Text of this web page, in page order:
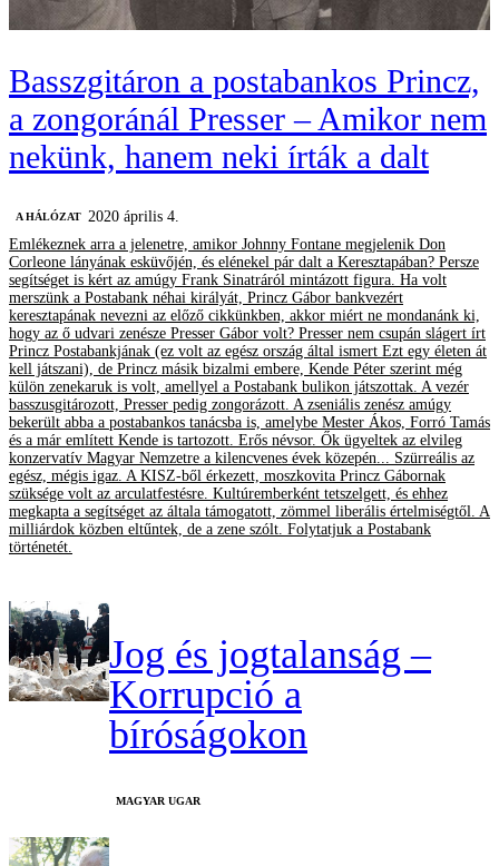
Basszgitáron a postabankos Princz,
a zongoránál Presser – Amikor nem
nekünk, hanem neki írták a dalt
A HÁLÓZAT 2020 április 4.
Emlékeznek arra a jelenetre, amikor Johnny Fontane megjelenik Don
Corleone lányának esküvőjén, és elénekel pár dalt a Keresztapában? Persze
segítséget is kért az amúgy Frank Sinatráról mintázott figura. Ha volt
merszünk a Postabank néhai királyát, Princz Gábor bankvezért
keresztapának nevezni az előző cikkünkben, akkor miért ne mondanánk ki,
hogy az ő udvari zenésze Presser Gábor volt? Presser nem csupán slágert írt
Princz Postabankjának (ez volt az egész ország által ismert Ezt egy életen át
kell játszani), de Princz másik bizalmi embere, Kende Péter szerint még
külön zenekaruk is volt, amellyel a Postabank bulikon játszottak. A vezér
basszusgitározott, Presser pedig zongorázott. A zseniális zenész amúgy
bekerült abba a postabankos tanácsba is, amelybe Mester Ákos, Forró Tamás
és a már említett Kende is tartozott. Erős névsor. Ők ügyeltek az elvileg
konzervatív Magyar Nemzetre a kilencvenes évek közepén... Szürreális az
egész, mégis igaz. A KISZ-ből érkezett, moszkovita Princz Gábornak
szüksége volt az arculatfestésre. Kultúremberként tetszelgett, és ehhez
megkapta a segítséget az általa támogatott, zömmel liberális értelmiségtől. A
milliárdok közben eltűntek, de a zene szólt. Folytatjuk a Postabank
történetét.
Jog és jogtalanság –
Korrupció a
bíróságokon
MAGYAR UGAR